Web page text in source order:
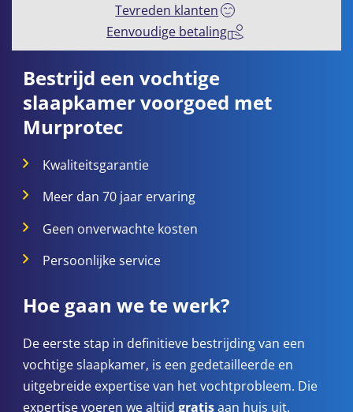
Tevreden klanten
Eenvoudige betaling
Bestrijd een vochtige
slaapkamer voorgoed met
Murprotec
Kwaliteitsgarantie
Meer dan 70 jaar ervaring
Geen onverwachte kosten
Persoonlijke service
Hoe gaan we te werk?
De eerste stap in definitieve bestrijding van een
vochtige slaapkamer, is een gedetailleerde en
uitgebreide expertise van het vochtprobleem. Die
expertise voeren we altijdgratisaan huis uit.